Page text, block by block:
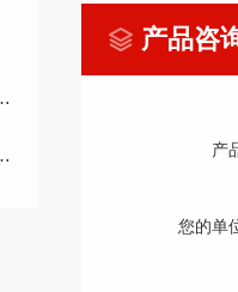
事项就看看这些吧
了解的有多少呢
产品咨
产
您的单